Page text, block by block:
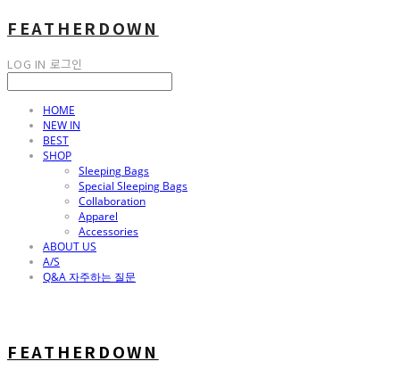
FEATHERDOWN
LOG IN 로그인
HOME
NEW IN
BEST
SHOP
Sleeping Bags
Special Sleeping Bags
Collaboration
Apparel
Accessories
ABOUT US
A/S
Q&A 자주하는 질문
FEATHERDOWN